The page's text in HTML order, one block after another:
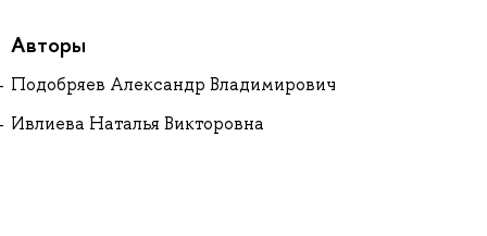
Авторы
Подобряев Александр Владимирович
Ивлиева Наталья Викторовна